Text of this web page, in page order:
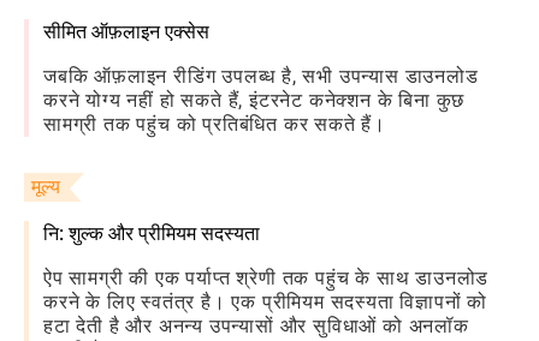
सीमित ऑफ़लाइन एक्सेस
जबकि ऑफ़लाइन रीडिंग उपलब्ध है, सभी उपन्यास डाउनलोड
करने योग्य नहीं हो सकते हैं, इंटरनेट कनेक्शन के बिना कुछ
सामग्री तक पहुंच को प्रतिबंधित कर सकते हैं।
मूल्य
नि: शुल्क और प्रीमियम सदस्यता
ऐप सामग्री की एक पर्याप्त श्रेणी तक पहुंच के साथ डाउनलोड
करने के लिए स्वतंत्र है। एक प्रीमियम सदस्यता विज्ञापनों को
हटा देती है और अनन्य उपन्यासों और सुविधाओं को अनलॉक